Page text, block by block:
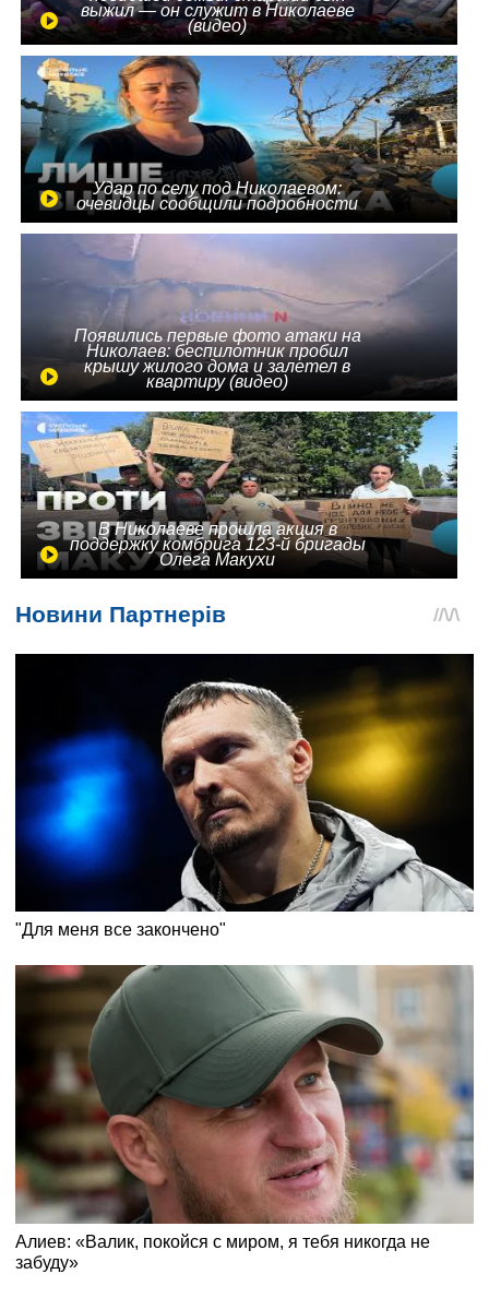
выжил — он служит в Николаеве
(видео)
Удар по селу под Николаевом:
очевидцы сообщили подробности
Появились первые фото атаки на
Николаев: беспилотник пробил
крышу жилого дома и залетел в
квартиру (видео)
В Николаеве прошла акция в
поддержку комбрига 123-й бригады
Олега Макухи